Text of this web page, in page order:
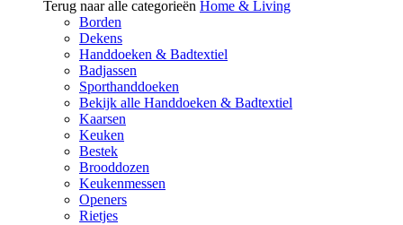
Terug naar alle categorieën Home & Living
Borden
Dekens
Handdoeken & Badtextiel
Badjassen
Sporthanddoeken
Bekijk alle Handdoeken & Badtextiel
Kaarsen
Keuken
Bestek
Brooddozen
Keukenmessen
Openers
Rietjes